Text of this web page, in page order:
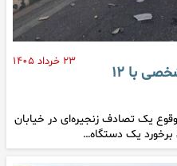
۲۳ خرداد ۱۴۰۵
تصادف یک دستگاه اتوبوس شخصی با ۱۲
یک تصادف زنجیره‌ای در خیابان
یک دستگاه…